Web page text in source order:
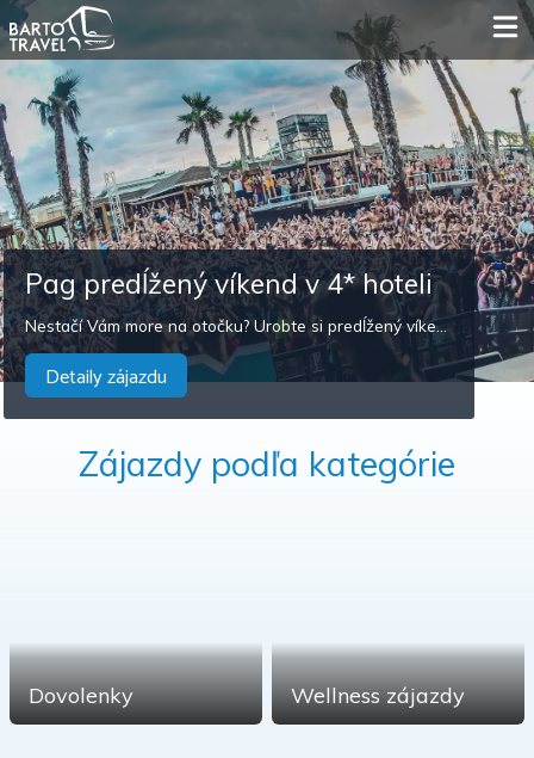
Pag predĺžený víkend v 4* hoteli
Nestačí Vám more na otočku? Urobte si predĺžený víkend! Nádych histórie, jedinečná gastronómia aj nočný život. Odskočte si na víkend na ostrov Pag! Že do Chorvátska to je naozaj na skok. Keď je vaša túžba po modrom oceáne silnejšia ako cesta samotná, vydajte sa na víkendové kúpanie do Jadranského mora. V práci už nemáte voľnú dovolenku a predsa by ste sa ešte radi poriadne vykúpali v mori, alebo sa prešli po pobreží? Je nás viac takých, čo by sme radi vyrazili von, ale práca to nedovolí. K moru sa dá vyraziť aj na jednu noc na víkend a nemusíte sa trápiť šoférovaním, či najazdenými kilometrami.
Detaily zájazdu
Zájazdy podľa kategórie
Dovolenky Wellness zájazdy